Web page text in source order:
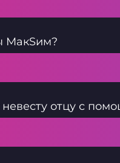
МакSим?
отцу с